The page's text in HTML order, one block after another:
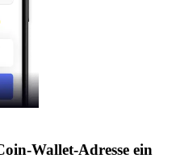
Wallet-Adresse ein